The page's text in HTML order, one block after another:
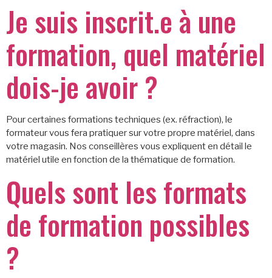
Je suis inscrit.e à une
formation, quel matériel
dois-je avoir ?
Pour certaines formations techniques (ex. réfraction), le
formateur vous fera pratiquer sur votre propre matériel, dans
votre magasin. Nos conseillères vous expliquent en détail le
matériel utile en fonction de la thématique de formation.
Quels sont les formats
de formation possibles
?